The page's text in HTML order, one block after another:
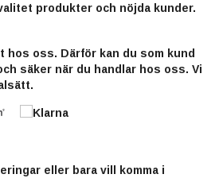
produkter och nöjda kunder.
hos oss. Därför kan du som kund
säker när du handlar hos oss. Vi
eller bara vill komma i